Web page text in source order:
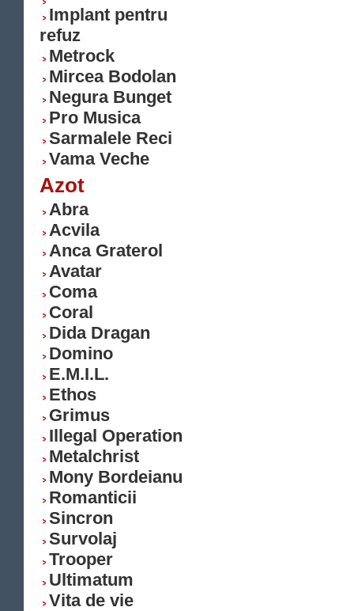
Implant pentru
refuz
Metrock
Mircea Bodolan
Negura Bunget
Pro Musica
Sarmalele Reci
Vama Veche
Azot
Abra
Acvila
Anca Graterol
Avatar
Coma
Coral
Dida Dragan
Domino
E.M.I.L.
Ethos
Grimus
Illegal Operation
Metalchrist
Mony Bordeianu
Romanticii
Sincron
Survolaj
Trooper
Ultimatum
Vita de vie